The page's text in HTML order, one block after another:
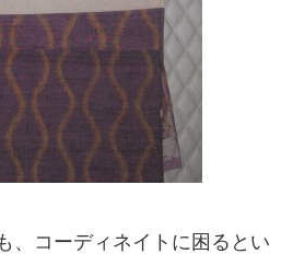
、コーディネイトに困るとい